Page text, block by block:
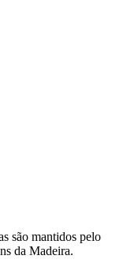
são mantidos pelo
da Madeira.